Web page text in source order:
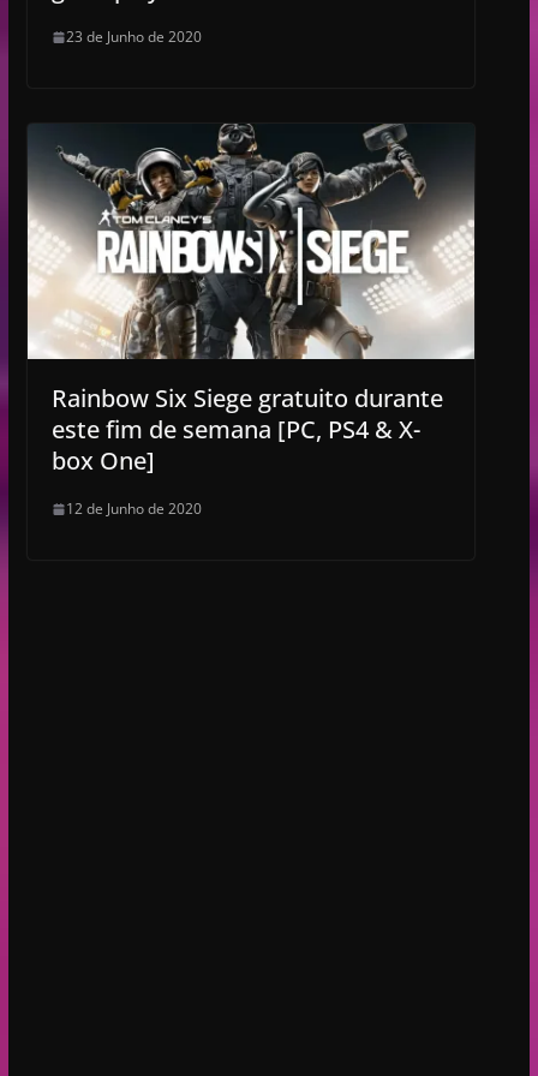
23 de Junho de 2020
Rainbow Six Siege gratuito durante
este fim de semana [PC, PS4 & X-
box One]
12 de Junho de 2020